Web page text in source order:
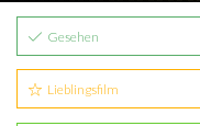
Gesehen
Lieblingsfilm